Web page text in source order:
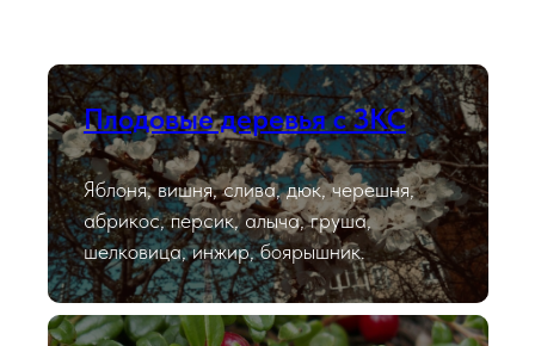
Плодовые деревья с ЗКС
Яблоня, вишня, слива, дюк, черешня,
абрикос, персик, алыча, груша,
шелковица, инжир, боярышник.